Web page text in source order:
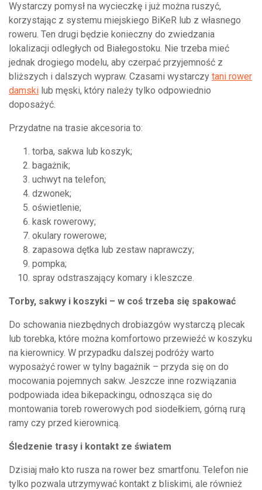
Wystarczy pomysł na wycieczkę i już można ruszyć,
korzystając z systemu miejskiego BiKeR lub z własnego
roweru. Ten drugi będzie konieczny do zwiedzania
lokalizacji odległych od Białegostoku. Nie trzeba mieć
jednak drogiego modelu, aby czerpać przyjemność z
bliższych i dalszych wypraw. Czasami wystarczy tani rower
damski lub męski, który należy tylko odpowiednio
doposażyć.
Przydatne na trasie akcesoria to:
torba, sakwa lub koszyk;
bagażnik;
uchwyt na telefon;
dzwonek;
oświetlenie;
kask rowerowy;
okulary rowerowe;
zapasowa dętka lub zestaw naprawczy;
pompka;
spray odstraszający komary i kleszcze.
Torby, sakwy i koszyki – w coś trzeba się spakować
Do schowania niezbędnych drobiazgów wystarczą plecak
lub torebka, które można komfortowo przewieźć w koszyku
na kierownicy. W przypadku dalszej podróży warto
wyposażyć rower w tylny bagażnik – przyda się on do
mocowania pojemnych sakw. Jeszcze inne rozwiązania
podpowiada idea bikepackingu, odnosząca się do
montowania toreb rowerowych pod siodełkiem, górną rurą
ramy czy przed kierownicą.
Śledzenie trasy i kontakt ze światem
Dzisiaj mało kto rusza na rower bez smartfonu. Telefon nie
tylko pozwala utrzymywać kontakt z bliskimi, ale również